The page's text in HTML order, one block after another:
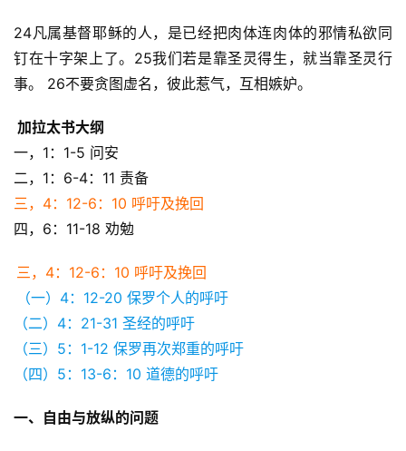
24凡属基督耶稣的人，是已经把肉体连肉体的邪情私欲同
钉在十字架上了。25我们若是靠圣灵得生，就当靠圣灵行
事。 26不要贪图虚名，彼此惹气，互相嫉妒。
加拉太书大纲
一，1：1-5 问安
二，1：6-4：11 责备
三，4：12-6：10 呼吁及挽回
四，6：11-18 劝勉
三，4：12-6：10 呼吁及挽回
（一）4：12-20 保罗个人的呼吁
（二）4：21-31 圣经的呼吁
（三）5：1-12 保罗再次郑重的呼吁
（四）5：13-6：10 道德的呼吁
一、自由与放纵的问题